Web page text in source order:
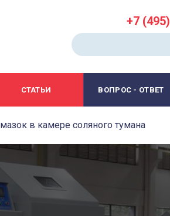
+7 (495)
СТАТЬИ ВОПРОС - ОТВЕТ
в камере соляного тумана